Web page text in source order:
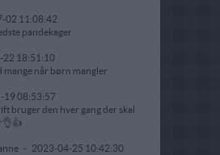
02 11:08:42
pandekager
22 18:51:10
mange når børn mangler
19 08:53:57
bruger den hver gang der skal
- 2023-04-25 10:42:30